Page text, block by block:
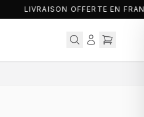
LIVRAISON OFFERTE EN